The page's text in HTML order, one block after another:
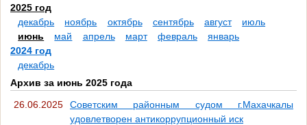
2025 год
декабрь
ноябрь октябрь сентябрь август
июль
июнь
май апрель март февраль
январь
2024 год
декабрь
Архив за июнь 2025 года
26.06.2025
Советским районным судом г.Махачкалы
удовлетворен антикоррупционный иск